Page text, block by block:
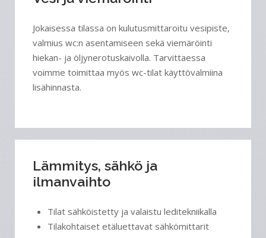
Jokaisessa tilassa on kulutusmittaroitu vesipiste,
valmius wc:n asentamiseen sekä viemäröinti
hiekan- ja öljynerotuskaivolla. Tarvittaessa
voimme toimittaa myös wc-tilat käyttövalmiina
lisähinnasta.
Lämmitys, sähkö ja
ilmanvaihto
Tilat sähköistetty ja valaistu leditekniikalla
Tilakohtaiset etäluettavat sähkömittarit